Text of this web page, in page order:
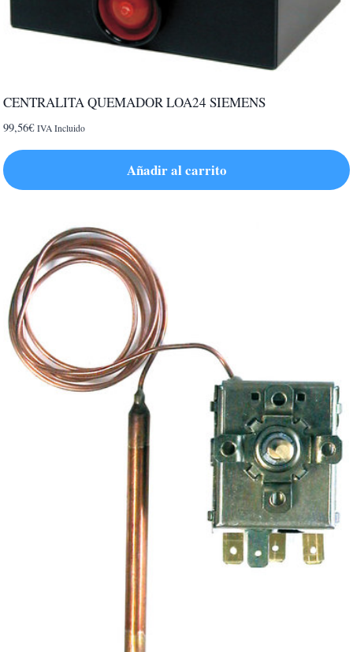
CENTRALITA QUEMADOR LOA24 SIEMENS
99,56€ IVA Incluido
Añadir al carrito